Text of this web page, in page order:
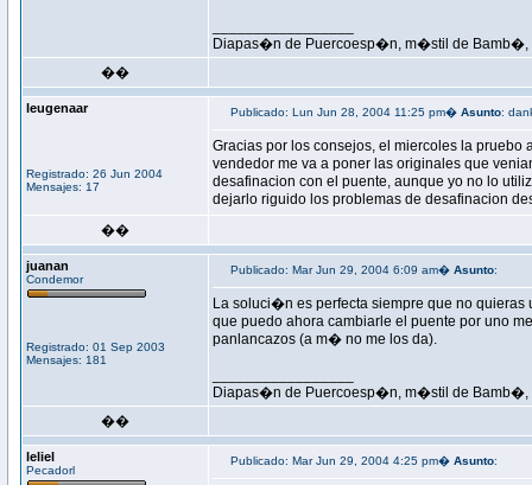
Diapas�n de Puercoesp�n, m�stil de Bamb�,
��
leugenaar
Registrado: 26 Jun 2004
Mensajes: 17
Publicado: Lun Jun 28, 2004 11:25 pm� Asunto:
Gracias por los consejos, el miercoles la pruebo
vendedor me va a poner las originales que
desafinacion con el puente, aunque yo no lo
dejarlo riguido los problemas de desafinacion
��
juanan
Condemor
Registrado: 01 Sep 2003
Mensajes: 181
Publicado: Mar Jun 29, 2004 6:09 am� Asunto:
La soluci�n es perfecta siempre que no quieras
que puedo ahora cambiarle el puente por uno
panlancazos (a m� no me los da).
Diapas�n de Puercoesp�n, m�stil de Bamb�,
��
leliel
Pecadorl
Publicado: Mar Jun 29, 2004 4:25 pm� Asunto: